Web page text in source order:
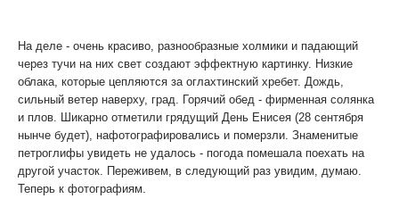
На деле - очень красиво, разнообразные холмики и падающий
через тучи на них свет создают эффектную картинку. Низкие
облака, которые цепляются за оглахтинский хребет. Дождь,
сильный ветер наверху, град. Горячий обед - фирменная солянка
и плов. Шикарно отметили грядущий День Енисея (28 сентября
нынче будет), нафотографировались и померзли. Знаменитые
петроглифы увидеть не удалось - погода помешала поехать на
другой участок. Переживем, в следующий раз увидим, думаю.
Теперь к фотографиям